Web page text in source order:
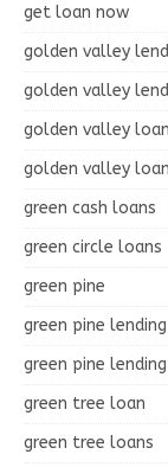
get loan now
golden valley
golden valley
golden valley loan
golden valley
green cash loans
green circle loans
green pine
green pine lending
green pine
green tree loan
green tree loans